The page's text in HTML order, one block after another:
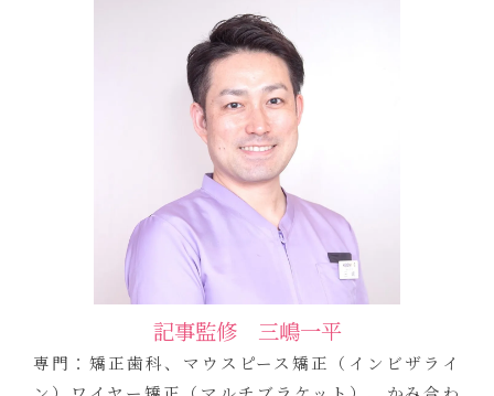
記事監修 三嶋一平
専門：矯正歯科、マウスピース矯正（インビザライ